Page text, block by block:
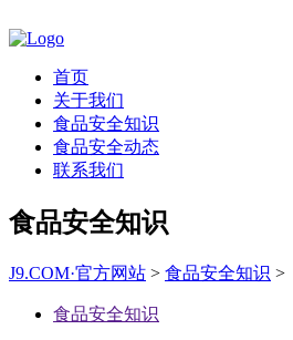
首页
关于我们
食品安全知识
食品安全动态
联系我们
食品安全知识
J9.COM·官方网站 > 食品安全知识 >
食品安全知识